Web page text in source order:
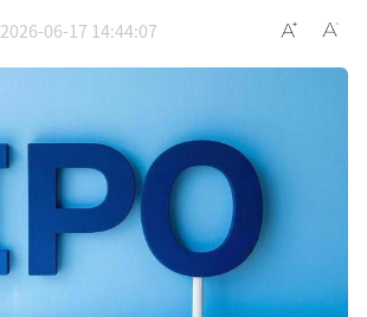
2026-06-17 14:44:07